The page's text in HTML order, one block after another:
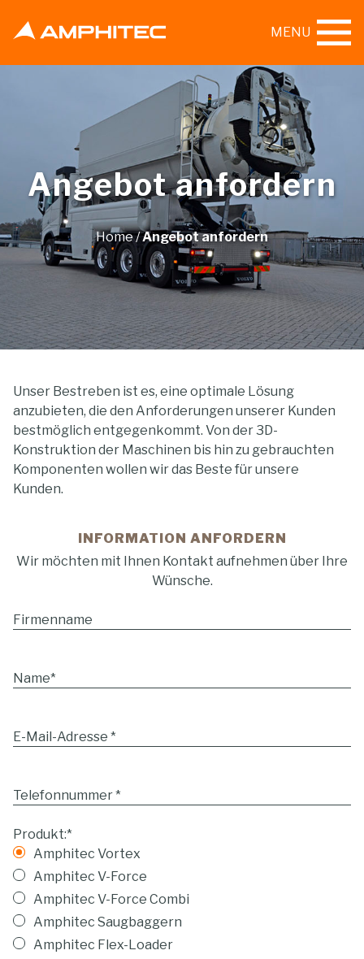
MENU
Angebot anfordern
Home/Angebot anfordern
Unser Bestreben ist es, eine optimale Lösung
anzubieten, die den Anforderungen unserer Kunden
bestmöglich entgegenkommt. Von der 3D-
Konstruktion der Maschinen bis hin zu gebrauchten
Komponenten wollen wir das Beste für unsere
Kunden.
INFORMATION ANFORDERN
Wir möchten mit Ihnen Kontakt aufnehmen über Ihre
Wünsche.
Firmenname
Name*
E-Mail-Adresse *
Telefonnummer*
Produkt:*
Amphitec Vortex
Amphitec V-Force
Amphitec V-Force Combi
Amphitec Saugbaggern
Amphitec Flex-Loader